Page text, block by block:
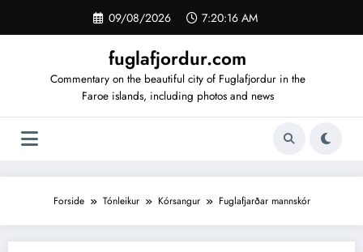
indhold
09/08/2026 7:20:16 AM
fuglafjordur.com
Commentary on the beautiful city of Fuglafjordur in the
Faroe islands, including photos and news
Forside Tónleikur Kórsangur Fuglafjarðar mannskór